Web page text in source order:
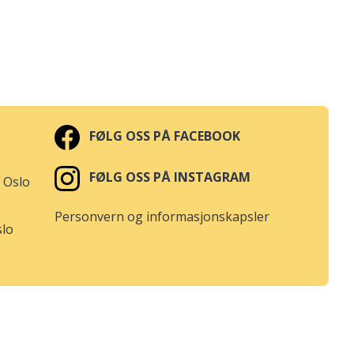
FØLG OSS PÅ FACEBOOK
FØLG OSS PÅ INSTAGRAM
Personvern og informasjonskapsler